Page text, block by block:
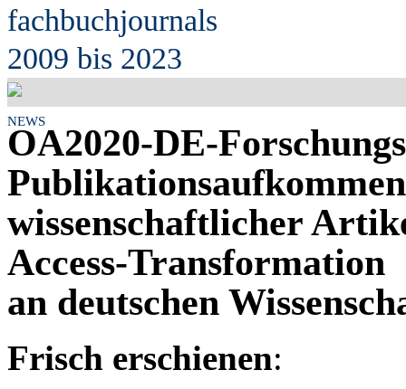
fachbuchjournals
2009 bis 2023
NEWS
OA2020-DE-
wissenschaftlicher
Access-Transformation
an deutschen
Frisch erschienen: